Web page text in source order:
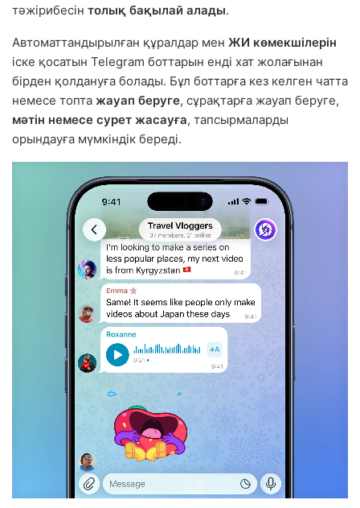
тәжірибесін толық бақылай алады.
Автоматтандырылған құралдар мен ЖИ көмекшілерін
іске қосатын Telegram боттарын енді хат жолағынан
бірден қолдануға болады. Бұл боттарға кез келген чатта
немесе топта жауап беруге, сұрақтарға жауап беруге,
мәтін немесе сурет жасауға, тапсырмаларды
орындауға мүмкіндік береді.